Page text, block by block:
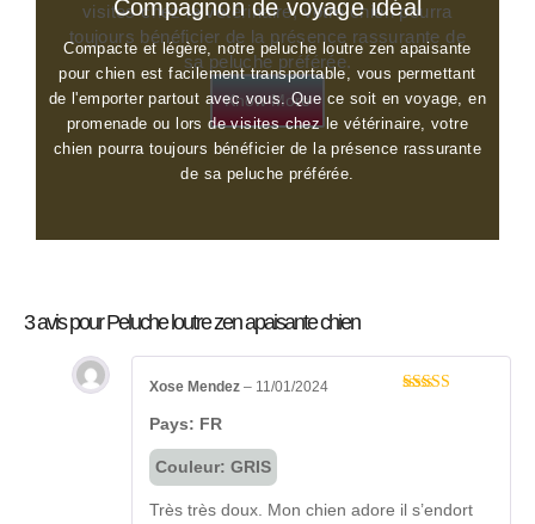
Compagnon de voyage idéal
Compacte et légère, notre peluche loutre zen apaisante
pour chien est facilement transportable, vous permettant
de l'emporter partout avec vous. Que ce soit en voyage, en
promenade ou lors de visites chez le vétérinaire, votre
chien pourra toujours bénéficier de la présence rassurante
de sa peluche préférée.
visites chez le vétérinaire, votre chien pourra
toujours bénéficier de la présence rassurante de
sa peluche préférée.
Know More
3 avis pourPeluche loutre zen apaisante chien
Xose Mendez – 11/01/2024
Pays: FR
Couleur: GRIS
Très très doux. Mon chien adore il s’endort